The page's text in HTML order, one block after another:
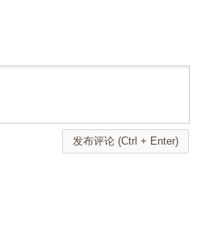
发布评论 (Ctrl + Enter)